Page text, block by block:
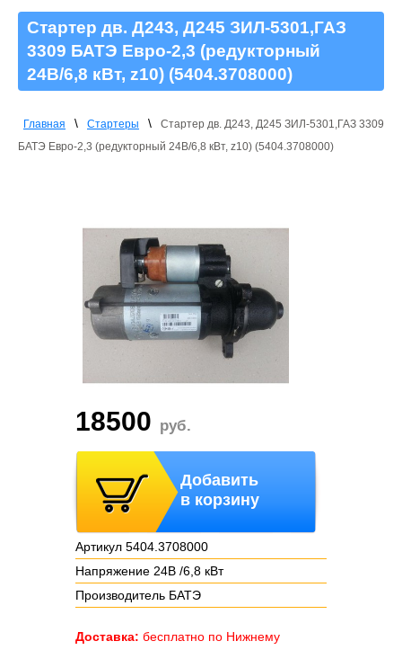
Стартер дв. Д243, Д245 ЗИЛ-5301,ГАЗ
3309 БАТЭ Евро-2,3 (редукторный
24В/6,8 кВт, z10) (5404.3708000)
Главная \ Стартеры \
Стартер дв. Д243, Д245 ЗИЛ-5301,ГАЗ 3309
БАТЭ Евро-2,3 (редукторный 24В/6,8 кВт, z10) (5404.3708000)
18500 руб.
Добавить
в корзину
Артикул 5404.3708000
Напряжение 24В /6,8 кВт
Производитель БАТЭ
Доставка: бесплатно по Нижнему